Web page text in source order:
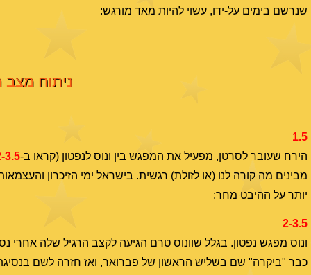
שנרשם בימים על-ידו, עשוי להיות מאד מורגש:
ניתוח מצב
1.5
הירח שעובר לסרטן, מפעיל את המפגש בין ונוס לנפטון (קראו ב-3.5
מבינים מה קורה לנו (או לזולת) רגשית. בישראל ימי הזיכרון
יותר על ההיבט מחר:
2-3.5
ונוס מפגש נפטון. בגלל שוונוס טרם הגיעה לקצב הרגיל שלה אחרי
כבר "ביקרה" שם בשליש הראשון של פברואר, ואז חזרה לשם